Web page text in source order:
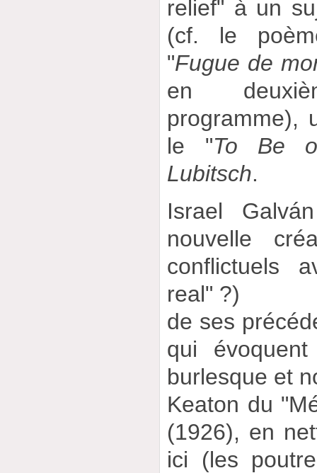
relief" à un
(cf. le
"Fugue de
en
programme),
le "To Be
Lubitsch.
Israel
nouvelle
conflictuels
real" ?)
de ses
qui
burlesque et
Keaton du
(1926), en
ici (les